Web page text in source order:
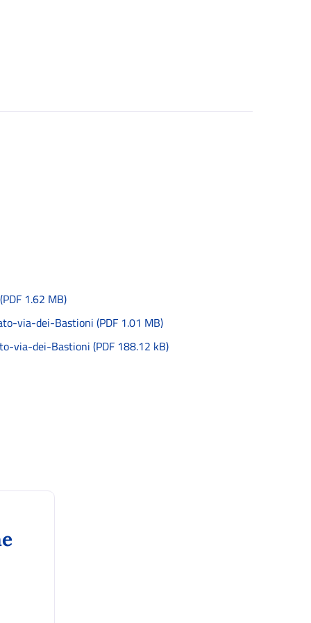
1.62 MB)
via-dei-Bastioni (PDF 1.01 MB)
via-dei-Bastioni (PDF 188.12 kB)